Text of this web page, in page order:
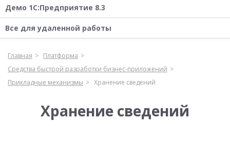
Демо 1С:Предприятие 8.3
Все для удаленной работы
Главная
Платформа
Средства быстрой разработки бизнес-приложений
Прикладные механизмы
Хранение сведений
Хранение сведений